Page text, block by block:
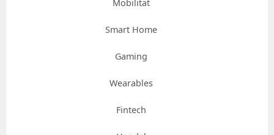
Mobilität
Smart Home
Gaming
Wearables
Fintech